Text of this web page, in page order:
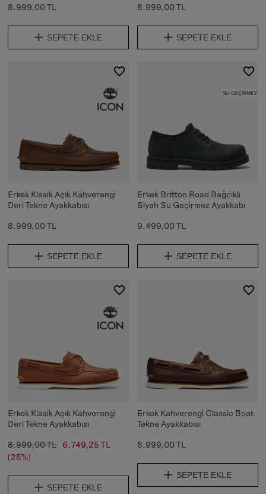
8.999,00 TL
SEPETE EKLE
8.999,00 TL
SEPETE EKLE
Erkek Klasik Açık Kahverengi
Deri Tekne Ayakkabısı
8.999,00 TL
SEPETE EKLE
Erkek Britton Road Bağcıklı
Siyah Su Geçirmez Ayakkabı
9.499,00 TL
SEPETE EKLE
Erkek Klasik Açık Kahverengi
Deri Tekne Ayakkabısı
8.999,00 TL 6.749,25 TL
(25%)
SEPETE EKLE
Erkek Kahverengi Classic Boat
Tekne Ayakkabısı
8.999,00 TL
SEPETE EKLE